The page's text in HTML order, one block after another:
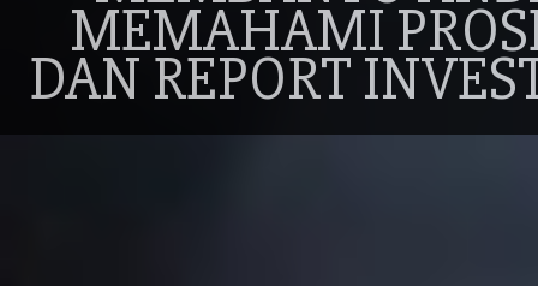
MEMAHAMI
DAN REPORT